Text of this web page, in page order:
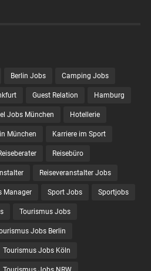
Berlin Jobs Camping Jobs
Guest Relation Hamburg
Jobs München Hotellerie
München Karriere im Sport
Reisebüro
Reiseveranstalter Jobs
Manager Sport Jobs Sportjobs
Tourismus Jobs
Jobs Berlin
Tourismus Jobs Köln